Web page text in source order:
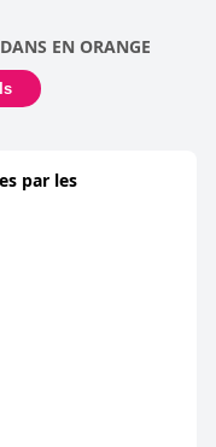
EN ORANGE
par les